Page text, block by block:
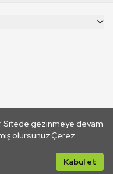
Sitede gezinmeye devam
olursunuz.Çerez
Kabul et
yoluyla gidilen dış